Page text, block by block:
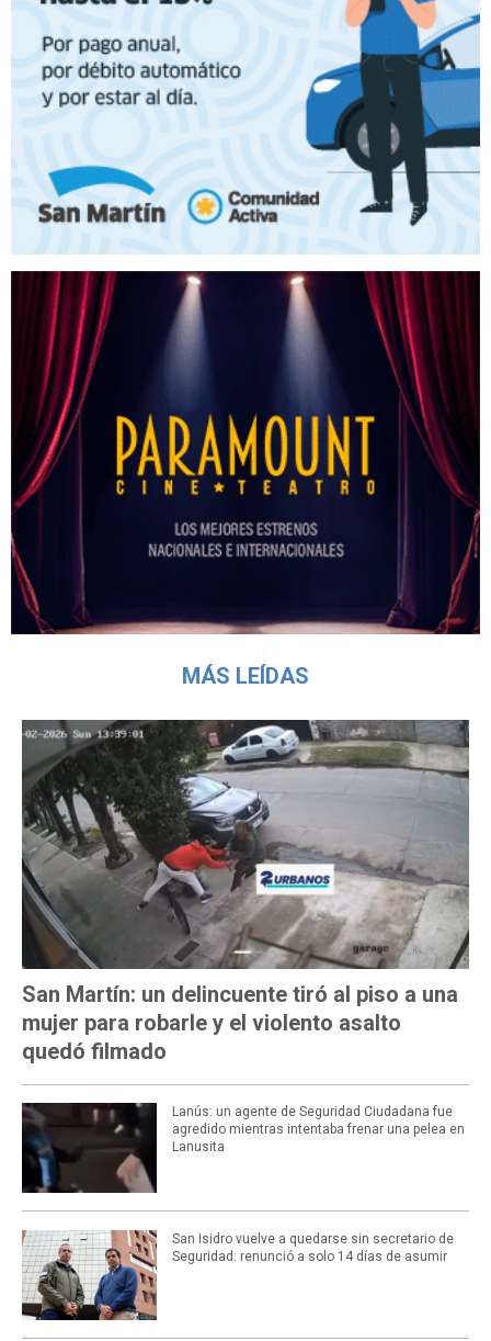
MÁS LEÍDAS
San Martín: un delincuente tiró al piso a una
mujer para robarle y el violento asalto
quedó filmado
Lanús: un agente de Seguridad Ciudadana fue
agredido mientras intentaba frenar una pelea en
Lanusita
San Isidro vuelve a quedarse sin secretario de
Seguridad: renunció a solo 14 días de asumir